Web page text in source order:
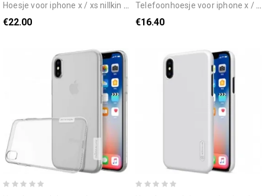
hoesje voor iphone x / xs nillkin englon-serie
€22.00
telefoonhoesje voor iphone x / xs x-niveau transparant
€16.40